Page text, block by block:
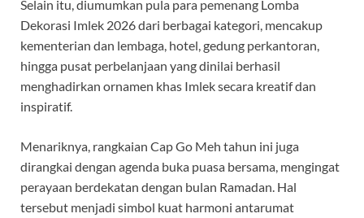
Selain itu, diumumkan pula para pemenang Lomba
Dekorasi Imlek 2026 dari berbagai kategori, mencakup
kementerian dan lembaga, hotel, gedung perkantoran,
hingga pusat perbelanjaan yang dinilai berhasil
menghadirkan ornamen khas Imlek secara kreatif dan
inspiratif.
Menariknya, rangkaian Cap Go Meh tahun ini juga
dirangkai dengan agenda buka puasa bersama, mengingat
perayaan berdekatan dengan bulan Ramadan. Hal
tersebut menjadi simbol kuat harmoni antarumat